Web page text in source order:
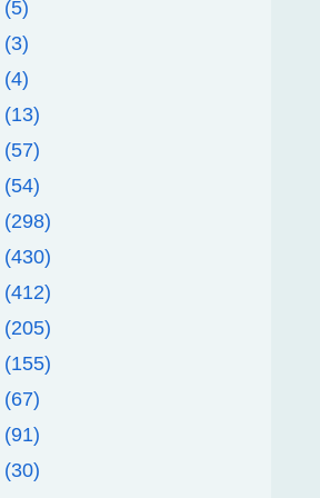
5
3
4
13
57
54
298
430
412
205
155
67
91
30